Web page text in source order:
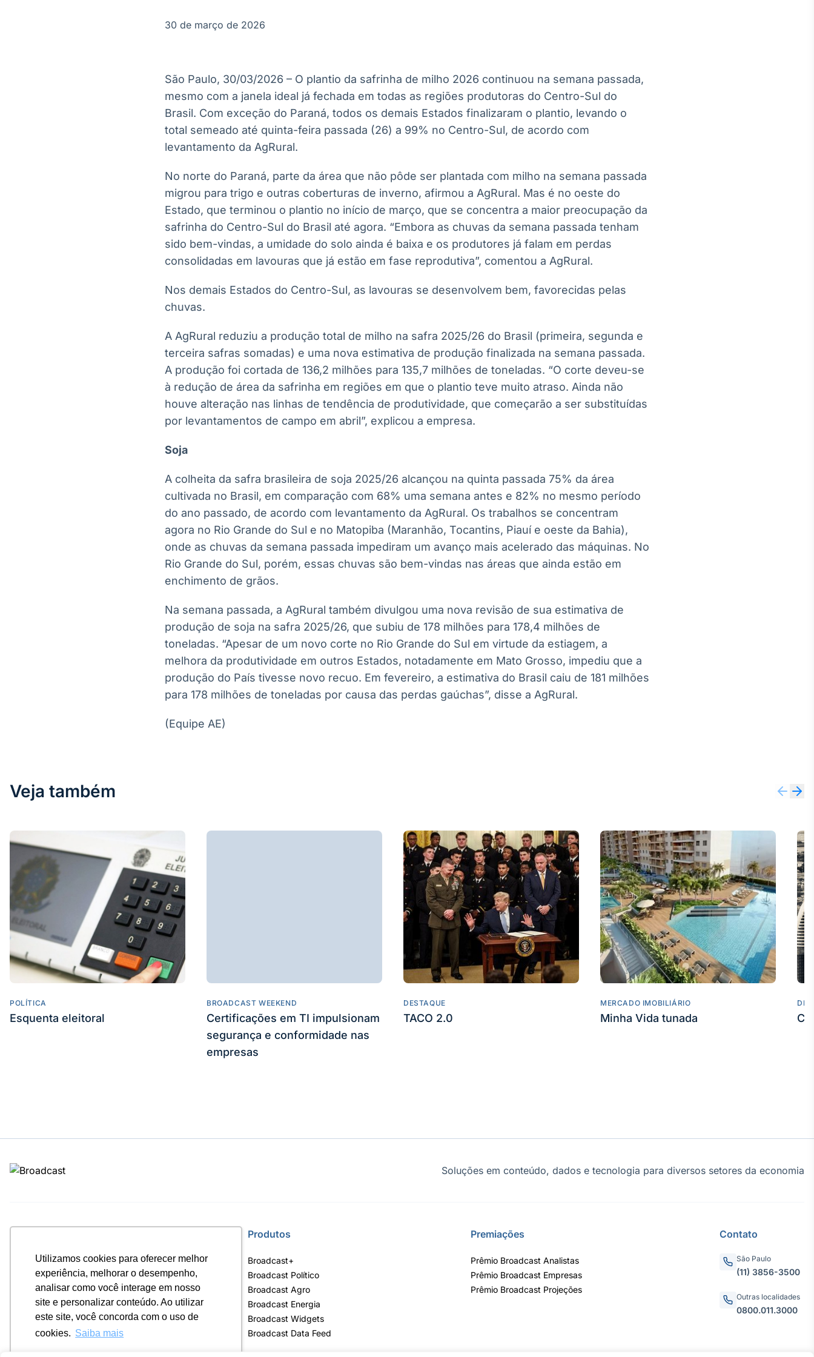
Utilizamos cookies para oferecer melhor
experiência, melhorar o desempenho,
analisar como você interage em nosso
site e personalizar conteúdo. Ao utilizar
este site, você concorda com o uso de
cookies. Saiba mais
Plataforma para
negociação de
APIs para
integração de
Broadcast
Radar
Monitoramento
inteligente de
conteúdos
Broadcast
Fundos
A melhor
plataforma para
de investimento
IA
Em breve
BroadFast
Em breve
Gestão de
Investimentos
Em breve
Tokenização
de ativos
Em breve
Crédito
Em breve
30 de março de 2026
São Paulo, 30/03/2026 – O plantio da safrinha de milho 2026 continuou na semana passada,
mesmo com a janela ideal já fechada em todas as regiões produtoras do Centro-Sul do
Brasil. Com exceção do Paraná, todos os demais Estados finalizaram o plantio, levando o
total semeado até quinta-feira passada (26) a 99% no Centro-Sul, de acordo com
levantamento da AgRural.
No norte do Paraná, parte da área que não pôde ser plantada com milho na semana passada
migrou para trigo e outras coberturas de inverno, afirmou a AgRural. Mas é no oeste do
Estado, que terminou o plantio no início de março, que se concentra a maior preocupação da
safrinha do Centro-Sul do Brasil até agora. “Embora as chuvas da semana passada tenham
sido bem-vindas, a umidade do solo ainda é baixa e os produtores já falam em perdas
consolidadas em lavouras que já estão em fase reprodutiva”, comentou a AgRural.
Nos demais Estados do Centro-Sul, as lavouras se desenvolvem bem, favorecidas pelas
chuvas.
A AgRural reduziu a produção total de milho na safra 2025/26 do Brasil (primeira, segunda e
terceira safras somadas) e uma nova estimativa de produção finalizada na semana passada.
A produção foi cortada de 136,2 milhões para 135,7 milhões de toneladas. “O corte deveu-se
à redução de área da safrinha em regiões em que o plantio teve muito atraso. Ainda não
houve alteração nas linhas de tendência de produtividade, que começarão a ser substituídas
por levantamentos de campo em abril”, explicou a empresa.
Soja
A colheita da safra brasileira de soja 2025/26 alcançou na quinta passada 75% da área
cultivada no Brasil, em comparação com 68% uma semana antes e 82% no mesmo período
do ano passado, de acordo com levantamento da AgRural. Os trabalhos se concentram
agora no Rio Grande do Sul e no Matopiba (Maranhão, Tocantins, Piauí e oeste da Bahia),
onde as chuvas da semana passada impediram um avanço mais acelerado das máquinas. No
Rio Grande do Sul, porém, essas chuvas são bem-vindas nas áreas que ainda estão em
enchimento de grãos.
Na semana passada, a AgRural também divulgou uma nova revisão de sua estimativa de
produção de soja na safra 2025/26, que subiu de 178 milhões para 178,4 milhões de
toneladas. “Apesar de um novo corte no Rio Grande do Sul em virtude da estiagem, a
melhora da produtividade em outros Estados, notadamente em Mato Grosso, impediu que a
produção do País tivesse novo recuo. Em fevereiro, a estimativa do Brasil caiu de 181 milhões
para 178 milhões de toneladas por causa das perdas gaúchas”, disse a AgRural.
(Equipe AE)
Veja também
POLÍTICA
Esquenta eleitoral
BROADCAST WEEKEND
Certificações em TI impulsionam
segurança e conformidade nas
empresas
DESTAQUE
TACO 2.0
MERCADO IMOBILIÁRIO
Minha Vida tunada
Soluções em conteúdo, dados e tecnologia para diversos setores da economia
Notícias
Termos de uso
Política de privacidade
Contrato Máster Terminal
Releases Broadcast
Produtos
Broadcast+
Broadcast Político
Broadcast Agro
Broadcast Energia
Broadcast Widgets
Broadcast Data Feed
Premiações
Prêmio Broadcast Analistas
Prêmio Broadcast Empresas
Prêmio Broadcast Projeções
Contato
São Paulo
(11) 3856-3500
Outras localidades
0800.011.3000